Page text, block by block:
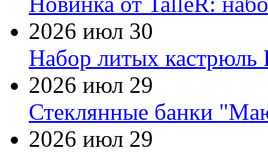
2026 июл 30
Набор литых кастрюль
2026 июл 29
Стеклянные банки
2026 июл 29